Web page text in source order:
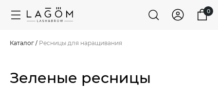
0
Каталог / Ресницы для наращивания
Зеленые ресницы